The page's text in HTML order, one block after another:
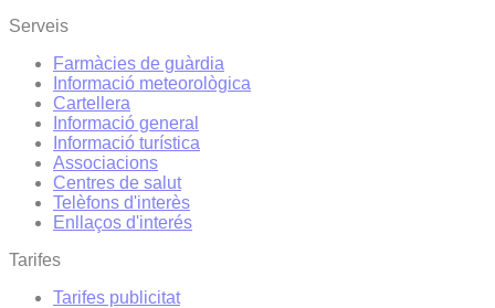
Serveis
Farmàcies de guàrdia
Informació meteorològica
Cartellera
Informació general
Informació turística
Associacions
Centres de salut
Telèfons d'interès
Enllaços d'interés
Tarifes
Tarifes publicitat